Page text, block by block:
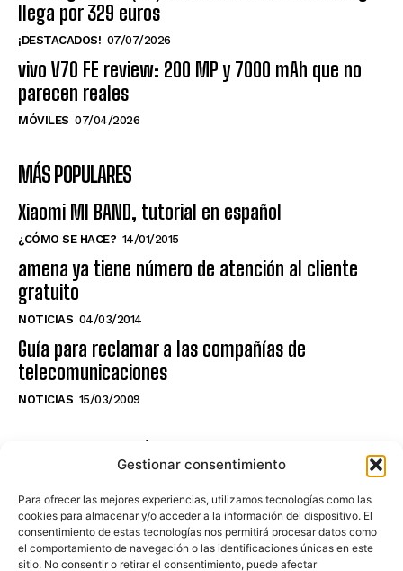
Gestionar consentimiento
Para ofrecer las mejores experiencias, utilizamos tecnologías como las
cookies para almacenar y/o acceder a la información del dispositivo. El
consentimiento de estas tecnologías nos permitirá procesar datos como
el comportamiento de navegación o las identificaciones únicas en este
sitio. No consentir o retirar el consentimiento, puede afectar
llega por 329 euros
¡DESTACADOS! 07/07/2026
vivo V70 FE review: 200 MP y 7000 mAh que no
parecen reales
MÓVILES 07/04/2026
MÁS POPULARES
Xiaomi MI BAND, tutorial en español
¿CÓMO SE HACE? 14/01/2015
amena ya tiene número de atención al cliente
gratuito
NOTICIAS 04/03/2014
Guía para reclamar a las compañías de
telecomunicaciones
NOTICIAS 15/03/2009
NO TE PIERDAS LO ÚLTIMO DEL CANAL
Haz clic en «Estoy de acuerdo» para
activar Youtube